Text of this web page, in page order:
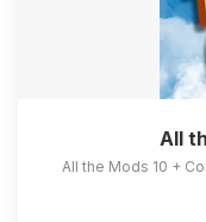
All
All the Mods 10 +